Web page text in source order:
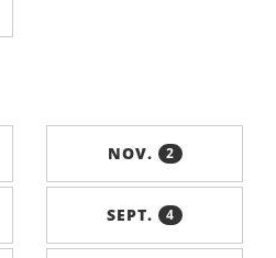
NOV. 2
SEPT. 4